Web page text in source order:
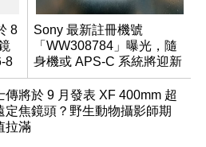
8
8
Sony 最新註冊機號
「WW308784」曝光，隨
身機或 APS-C 系統將迎新
成員？
傳將於 9 月發表 XF 400mm 超
定焦鏡頭？野生動物攝影師期
拉滿